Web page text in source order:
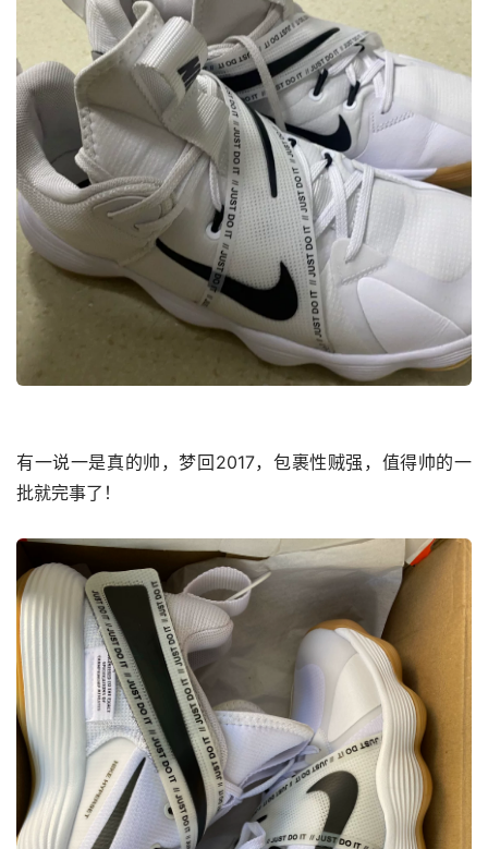
有一说一是真的帅，梦回2017，包裹性贼强，值得帅的一
批就完事了！